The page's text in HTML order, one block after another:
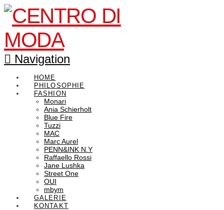
Navigation
HOME
PHILOSOPHIE
FASHION
Monari
Ania Schierholt
Blue Fire
Tuzzi
MAC
Marc Aurel
PENN&INK N.Y
Raffaello Rossi
Jane Lushka
Street One
OUI
mbym
GALERIE
KONTAKT